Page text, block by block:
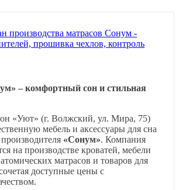
– комфортный сон и стильная
«Уют» (г. Волжский, ул. Мира, 75)
мебель и аксессуары для сна
«Сонум». Компания
на производстве кроватей, мебели
матрасов и товаров для
доступные цены с